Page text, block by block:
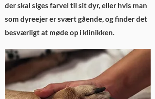
der skal siges farvel til sit dyr, eller hvis man
som dyreejer er svært gående, og finder det
besværligt at møde op i klinikken.